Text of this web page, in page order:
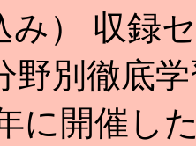
み） 収録
野別徹底
に開催し